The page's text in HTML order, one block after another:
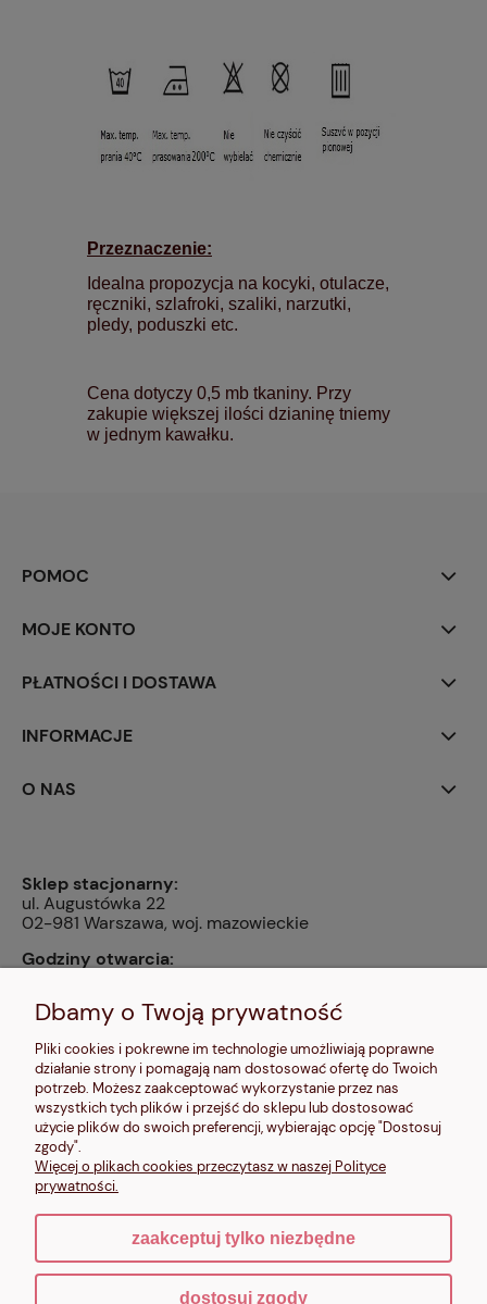
Przeznaczenie:
Idealna propozycja na kocyki, otulacze,
ręczniki, szlafroki, szaliki, narzutki,
pledy, poduszki etc.
Cena dotyczy 0,5 mb tkaniny. Przy
zakupie większej ilości dzianinę tniemy
w jednym kawałku.
POMOC
MOJE KONTO
PŁATNOŚCI I DOSTAWA
INFORMACJE
O NAS
Sklep stacjonarny:
ul. Augustówka 22
02-981 Warszawa, woj. mazowieckie
Godziny otwarcia:
13:00, nd: nieczynne
604 680 566,
kontakt@makalele.pl;makalele@poczta.fm
Adres rejestrowy:
ul. Bartycka 63A/32
00-716 Warszawa
NIP: 6621635689
pokaż pełną wersję strony
Dbamy o Twoją prywatność
Pliki cookies i pokrewne im technologie umożliwiają poprawne
działanie strony i pomagają nam dostosować ofertę do Twoich
potrzeb. Możesz zaakceptować wykorzystanie przez nas
wszystkich tych plików i przejść do sklepu lub dostosować
użycie plików do swoich preferencji, wybierając opcję "Dostosuj
zgody".
Więcej o plikach cookies przeczytasz w naszej Polityce
prywatności.
zaakceptuj tylko niezbędne
dostosuj zgody